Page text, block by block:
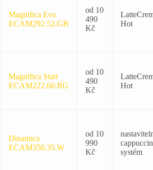
Magnifica Evo
ECAM292.52.GB
od 10
490
Kč
Hot
Magnifica Start
ECAM222.60.BG
od 10
490
Kč
Hot
Dinamica
ECAM350.35.W
od 10
990
Kč
systém